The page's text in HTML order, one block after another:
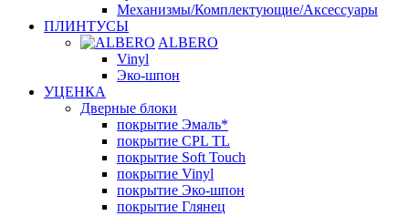
Механизмы/Комплектующие/Аксессуары
ПЛИНТУСЫ
ALBERO
Vinyl
Эко-шпон
УЦЕНКА
Дверные блоки
покрытие Эмаль*
покрытие CPL TL
покрытие Soft Touch
покрытие Vinyl
покрытие Эко-шпон
покрытие Глянец